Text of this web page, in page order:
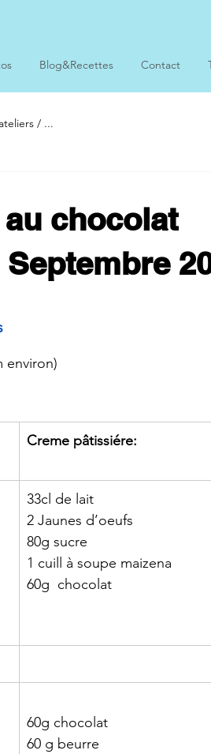
Blog&Recettes Contact
/ ...
chocolat
environ)
Creme pâtissiére:
33cl de lait
2 Jaunes d’oeufs
80g sucre
1 cuill à soupe maizena
60g  chocolat
60g chocolat
60 g beurre